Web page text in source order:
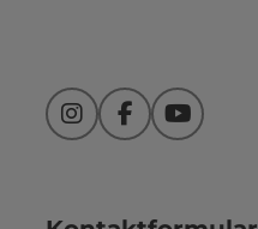
InstagramFacebookYouTube